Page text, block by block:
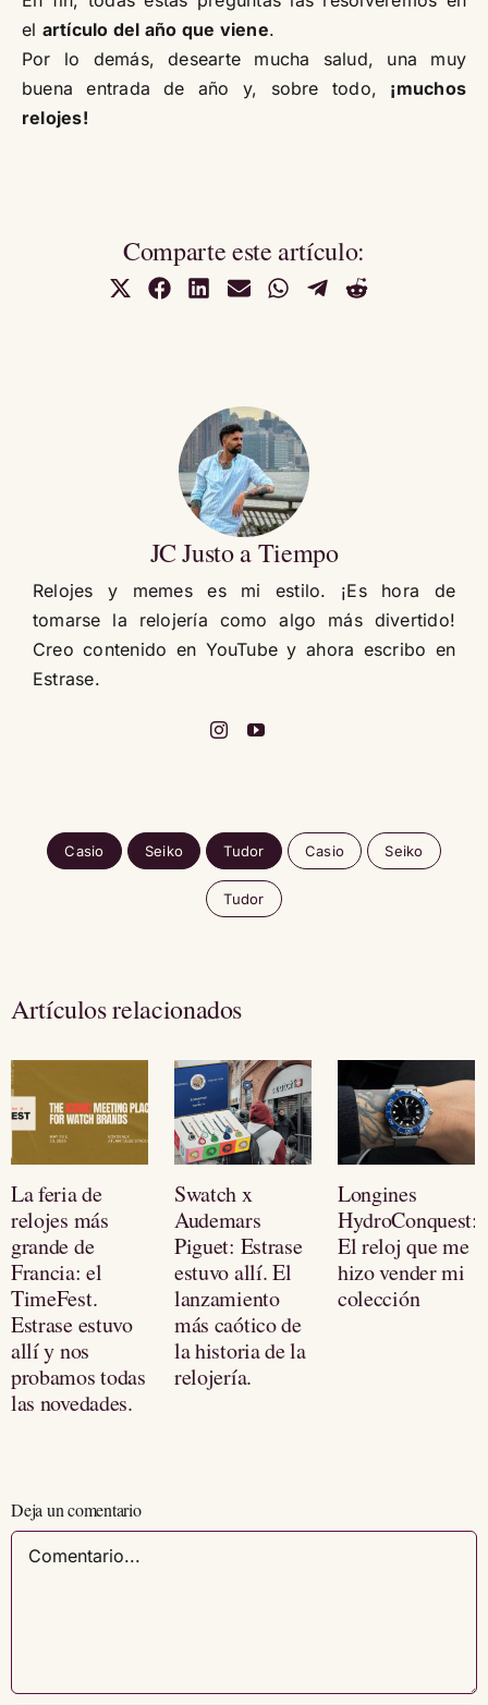
el artículo del año que viene.
Por lo demás, desearte mucha salud, una muy
buena entrada de año y, sobre todo, ¡muchos
relojes!
Comparte este artículo:
CompartirCompartirCompartirCompartirCompartirCompartir
Compartir
JC Justo a Tiempo
Relojes y memes es mi estilo. ¡Es hora de
tomarse la relojería como algo más divertido!
Creo contenido en YouTube y ahora escribo en
Estrase.
Casio Seiko Tudor Casio Seiko
Tudor
Artículos relacionados
La feria de
relojes más
grande de
Francia: el
TimeFest.
Estrase estuvo
allí y nos
probamos todas
las novedades.
Swatch x
Audemars
Piguet: Estrase
estuvo allí. El
lanzamiento
más caótico de
la historia de la
relojería.
Longines
HydroConquest:
El reloj que me
hizo vender mi
colección
Deja un comentario
Comentario